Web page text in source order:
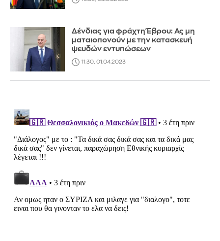
Δένδιας για φράχτη Έβρου: Ας μη
ματαιοπονούν με την κατασκευή
ψευδών εντυπώσεων
11:30, 01.04.2023